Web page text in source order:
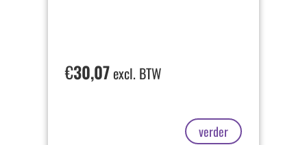
€30,07excl. BTW
verder